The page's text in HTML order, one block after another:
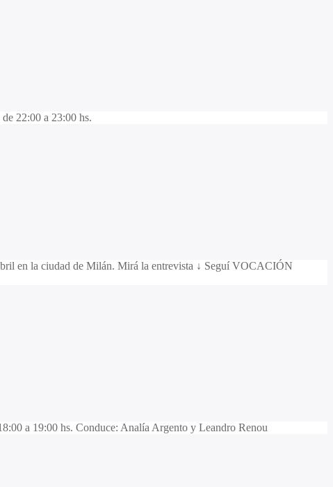
22:00 a 23:00 hs.
en la ciudad de Milán. Mirá la entrevista ↓ Seguí VOCACIÓN
a 19:00 hs. Conduce: Analía Argento y Leandro Renou